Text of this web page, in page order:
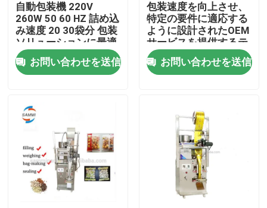
製品
わたしたち に つい て
工場 ツアー
自動包装機 220V
260W 50 60 HZ 詰め込
み速度 20 30袋分 包装
ソリューションに最適
お問い合わせを送信
包装速度を向上させ、
特定の要件に適応する
ように設計されたOEM
サービスを提供するテ
ィーバッグ製造包装機
お問い合わせを送信